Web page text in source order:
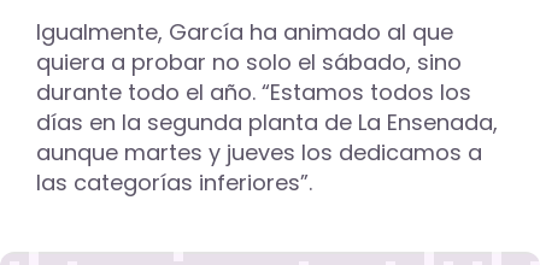
Igualmente, García ha animado al que
quiera a probar no solo el sábado, sino
durante todo el año. “Estamos todos los
días en la segunda planta de La Ensenada,
aunque martes y jueves los dedicamos a
las categorías inferiores”.